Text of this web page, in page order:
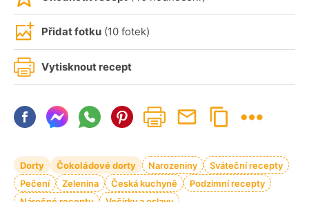
Přidat fotku (10 fotek)
Vytisknout recept
Dorty Čokoládové dorty Narozeniny
Sváteční recepty
Pečení
Zelenina Česká kuchyně
Podzimní recepty